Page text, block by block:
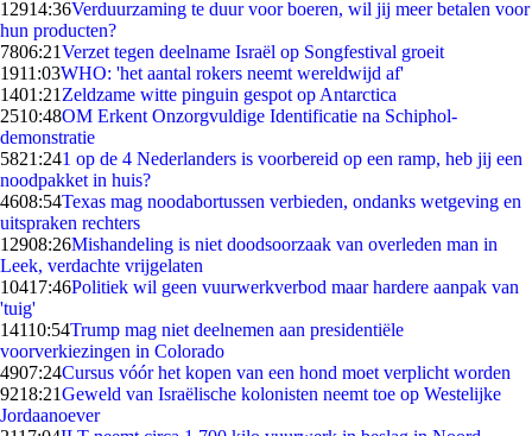
12914:36Verduurzaming te duur voor boeren, wil jij meer betalen voor
hun producten?
7806:21Verzet tegen deelname Israël op Songfestival groeit
1911:03WHO: 'het aantal rokers neemt wereldwijd af'
1401:21 Zeldzame witte pinguin gespot op Antarctica
2510:48OM Erkent Onzorgvuldige Identificatie na Schiphol-
demonstratie
5821:241 op de 4 Nederlanders is voorbereid op een ramp, heb jij een
noodpakket in huis?
4608:54Texas mag noodabortussen verbieden, ondanks wetgeving en
uitspraken rechters
12908:26Mishandeling is niet doodsoorzaak van overleden man in
Leek, verdachte vrijgelaten
10417:46Politiek wil geen vuurwerkverbod maar hardere aanpak van
'tuig'
14110:54Trump mag niet deelnemen aan presidentiële
voorverkiezingen in Colorado
4907:24Cursus vóór het kopen van een hond moet verplicht worden
9218:21Geweld van Israëlische kolonisten neemt toe op Westelijke
Jordaanoever